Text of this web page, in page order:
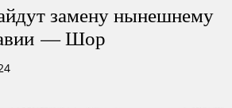
замену нынешнему
— Шор